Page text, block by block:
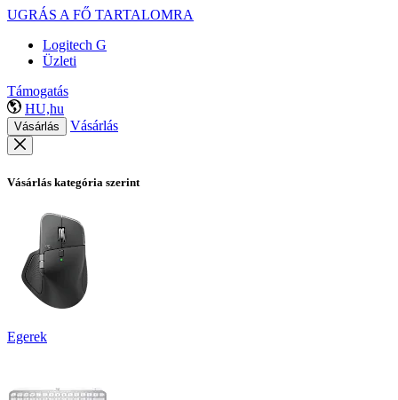
UGRÁS A FŐ TARTALOMRA
Logitech G
Üzleti
Támogatás
HU,hu
Vásárlás Vásárlás
Vásárlás kategória szerint
Egerek